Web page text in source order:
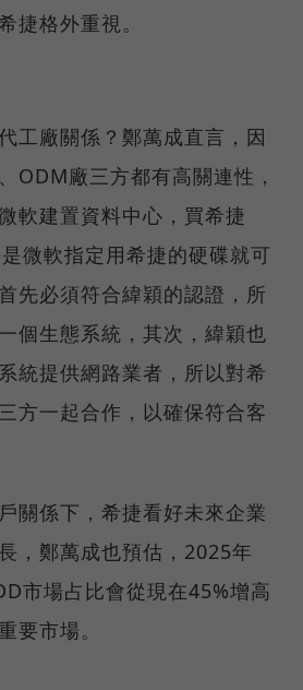
捷格外重視。
工廠關係？鄭萬成直言，因
ODM廠三方都有高關連性，
軟建置資料中心，買希捷
微軟指定用希捷的硬碟就可
先必須符合緯穎的認證，所
個生態系統，其次，緯穎也
統提供網路業者，所以對希
方一起合作，以確保符合客
關係下，希捷看好未來企業
，鄭萬成也預估，2025年
市場占比會從現在45%增高
要市場。